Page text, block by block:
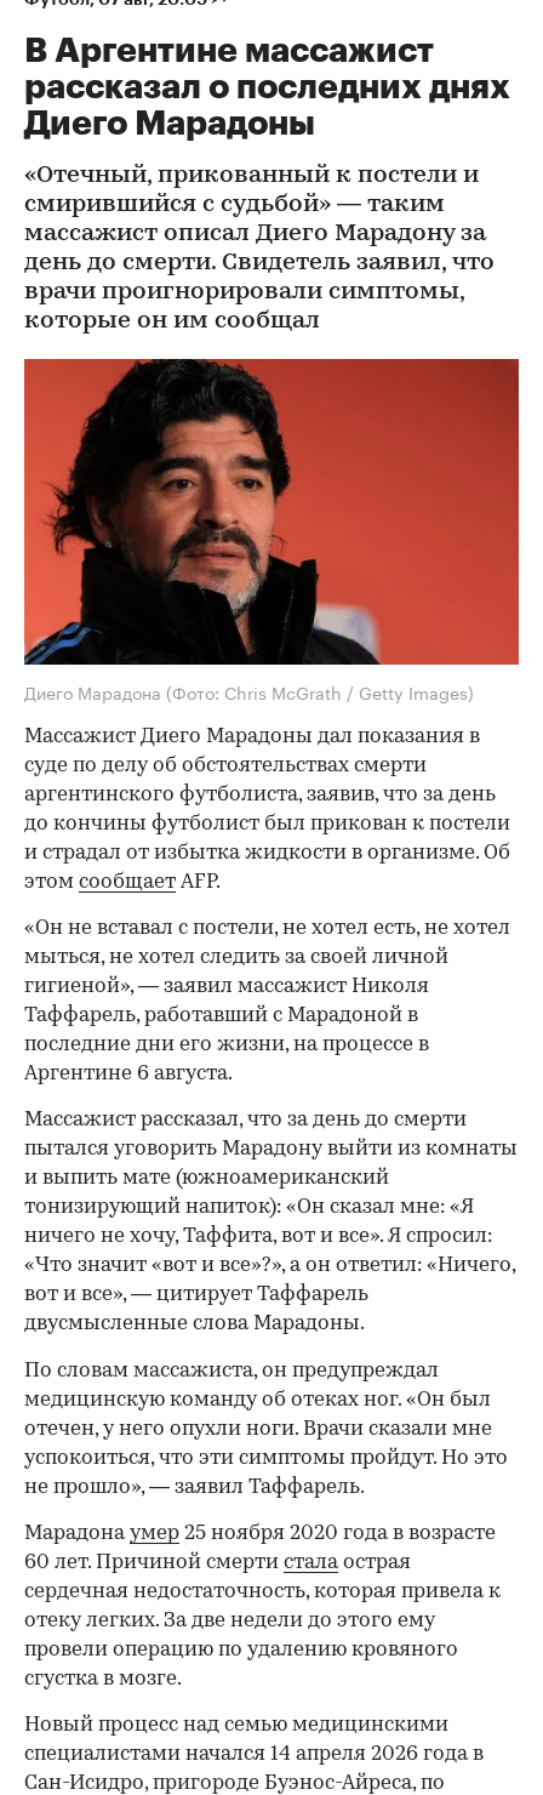
В Аргентине массажист
рассказал о последних днях
Диего Марадоны
«Отечный, прикованный к постели и
смирившийся с судьбой» — таким
массажист описал Диего Марадону за
день до смерти. Свидетель заявил, что
врачи проигнорировали симптомы,
которые он им сообщал
Диего Марадона (Фото: Chris McGrath / Getty Images)
Массажист Диего Марадоны дал показания в
суде по делу об обстоятельствах смерти
аргентинского футболиста, заявив, что за день
до кончины футболист был прикован к постели
и страдал от избытка жидкости в организме. Об
этом сообщает AFP.
«Он не вставал с постели, не хотел есть, не хотел
мыться, не хотел следить за своей личной
гигиеной», — заявил массажист Николя
Таффарель, работавший с Марадоной в
последние дни его жизни, на процессе в
Аргентине 6 августа.
Массажист рассказал, что за день до смерти
пытался уговорить Марадону выйти из комнаты
и выпить мате (южноамериканский
тонизирующий напиток): «Он сказал мне: «Я
ничего не хочу, Таффита, вот и все». Я спросил:
«Что значит «вот и все»?», а он ответил: «Ничего,
вот и все», — цитирует Таффарель
двусмысленные слова Марадоны.
00:00
По словам массажиста, он предупреждал
медицинскую команду об отеках ног. «Он был
отечен, у него опухли ноги. Врачи сказали мне
успокоиться, что эти симптомы пройдут. Но это
не прошло», — заявил Таффарель.
Марадонаумер 25 ноября 2020 года в возрасте
60 лет. Причиной смерти сталаострая
сердечная недостаточность, которая привела к
отеку легких. За две недели до этого ему
провели операцию по удалению кровяного
сгустка в мозге.
Новый процесс над семью медицинскими
специалистами начался 14 апреля 2026 года в
Сан-Исидро, пригороде Буэнос-Айреса, по